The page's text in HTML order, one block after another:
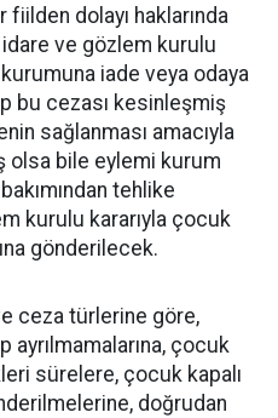
dolayı haklarında
ve gözlem kurulu
iade veya odaya
bu cezası kesinleşmiş
sağlanması amacıyla
olsa bile eylemi kurum
tehlike
kurulu kararıyla çocuk
gönderilecek.
ceza türlerine göre,
ayrılmamalarına, çocuk
sürelere, çocuk kapalı
doğrudan